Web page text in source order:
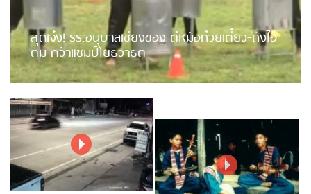
สุดเจ๋ง! รร.อนุบาลเชียงของ ตีหม้อก๋วยเตี๋ยว-ถังไอ
ติม คว้าแชมป์โยธวาธิต